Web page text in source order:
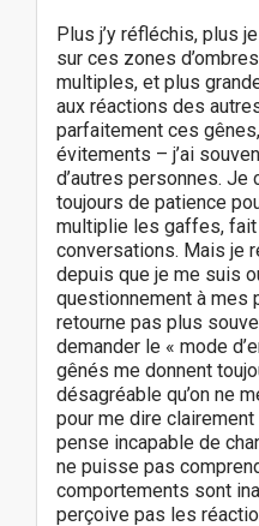
Plus j’y réfléchis, plus
sur ces zones
multiples, et plus
aux réactions des
parfaitement ces
évitements – j’ai
d’autres personnes. Je
toujours de patience
multiplie les gaffes,
conversations. Mais je
depuis que je me suis
questionnement à mes
retourne pas plus
demander le « mode
gênés me donnent
désagréable qu’on ne
pour me dire clairement
pense incapable de
ne puisse pas
comportements sont
perçoive pas les